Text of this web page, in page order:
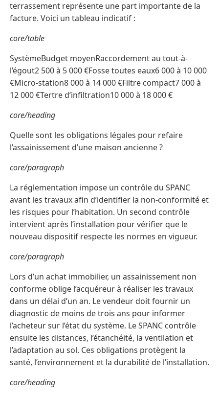
terrassement représente une part importante de la
facture. Voici un tableau indicatif :
core/table
SystèmeBudget moyenRaccordement au tout-à-
l’égout2 500 à 5 000 €Fosse toutes eaux6 000 à 10 000
€Micro-station8 000 à 14 000 €Filtre compact7 000 à
12 000 €Tertre d’infiltration10 000 à 18 000 €
core/heading
Quelle sont les obligations légales pour refaire
l’assainissement d’une maison ancienne ?
core/paragraph
La réglementation impose un contrôle du SPANC
avant les travaux afin d’identifier la non-conformité et
les risques pour l’habitation. Un second contrôle
intervient après l’installation pour vérifier que le
nouveau dispositif respecte les normes en vigueur.
core/paragraph
Lors d’un achat immobilier, un assainissement non
conforme oblige l’acquéreur à réaliser les travaux
dans un délai d’un an. Le vendeur doit fournir un
diagnostic de moins de trois ans pour informer
l’acheteur sur l’état du système. Le SPANC contrôle
ensuite les distances, l’étanchéité, la ventilation et
l’adaptation au sol. Ces obligations protègent la
santé, l’environnement et la durabilité de l’installation.
core/heading